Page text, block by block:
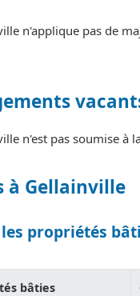
n'applique pas de
n'est pas soumise à
à Gellainville
propriétés
bâties